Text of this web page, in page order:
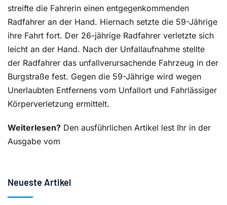
streifte die Fahrerin einen entgegenkommenden
Radfahrer an der Hand. Hiernach setzte die 59-Jährige
ihre Fahrt fort. Der 26-jährige Radfahrer verletzte sich
leicht an der Hand. Nach der Unfallaufnahme stellte
der Radfahrer das unfallverursachende Fahrzeug in der
Burgstraße fest. Gegen die 59-Jährige wird wegen
Unerlaubten Entfernens vom Unfallort und Fahrlässiger
Körperverletzung ermittelt.
Weiterlesen? Den ausführlichen Artikel lest Ihr in der
Ausgabe vom
Neueste Artikel